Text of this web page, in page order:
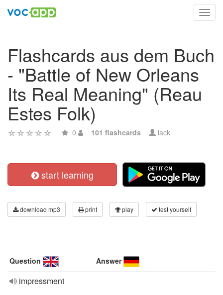
Flashcards aus dem Buch
- "Battle of New Orleans
Its Real Meaning" (Reau
Estes Folk)
0 101 flashcards lack
start learning
download mp3 print play test yourself
Question Answer
impressment